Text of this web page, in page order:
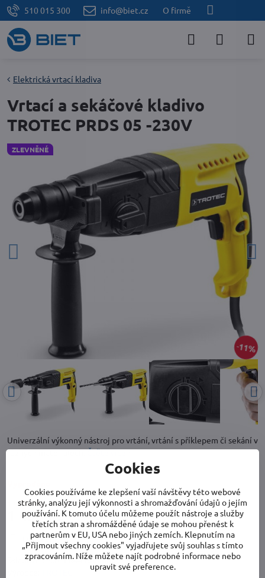
510 015 300 info@biet.cz O firmě
ZLEVNĚNÉ
11%
Elektrická vrtací kladiva
Vrtací a sekáčové kladivo
TROTEC PRDS 05 -230V
Univerzální výkonný nástroj pro vrtání, vrtání s příklepem či sekání v
různých materiálech.Čtěte více
1 690 KčSleva200 Kč
1 490 Kč
Doručení
Skladové číslo:TR4415000020
Cookies
Cookies používáme ke zlepšení vaší návštěvy této webové
stránky, analýzu její výkonnosti a shromažďování údajů o jejím
používání. K tomuto účelu můžeme použít nástroje a služby
třetích stran a shromážděné údaje se mohou přenést k
partnerům v EU, USA nebo jiných zemích. Klepnutím na
„Přijmout všechny cookies" vyjadřujete svůj souhlas s tímto
zpracováním. Níže můžete najít podrobné informace nebo
upravit své preference.